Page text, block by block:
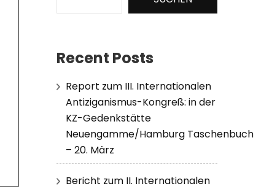
Recent Posts
Report zum III. Internationalen
Antiziganismus-Kongreß: in der
KZ-Gedenkstätte
Neuengamme/Hamburg Taschenbuch
– 20. März
Bericht zum II. Internationalen